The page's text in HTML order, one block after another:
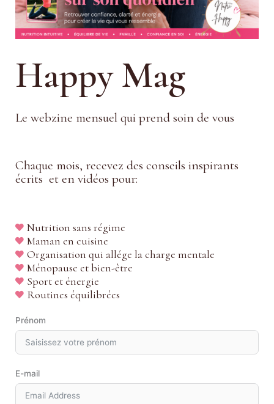
Happy Mag
Le webzine mensuel qui prend soin de vous
Chaque mois, recevez des conseils inspirants
écrits et en vidéos pour:
Nutrition sans régime
Maman en cuisine
Organisation qui allége la charge mentale
Ménopause et bien-être
Sport et énergie
Routines équilibrées
Prénom
E-mail